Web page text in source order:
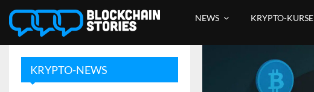
NEWS KRYPTO-KURSE
KRYPTO-NEWS